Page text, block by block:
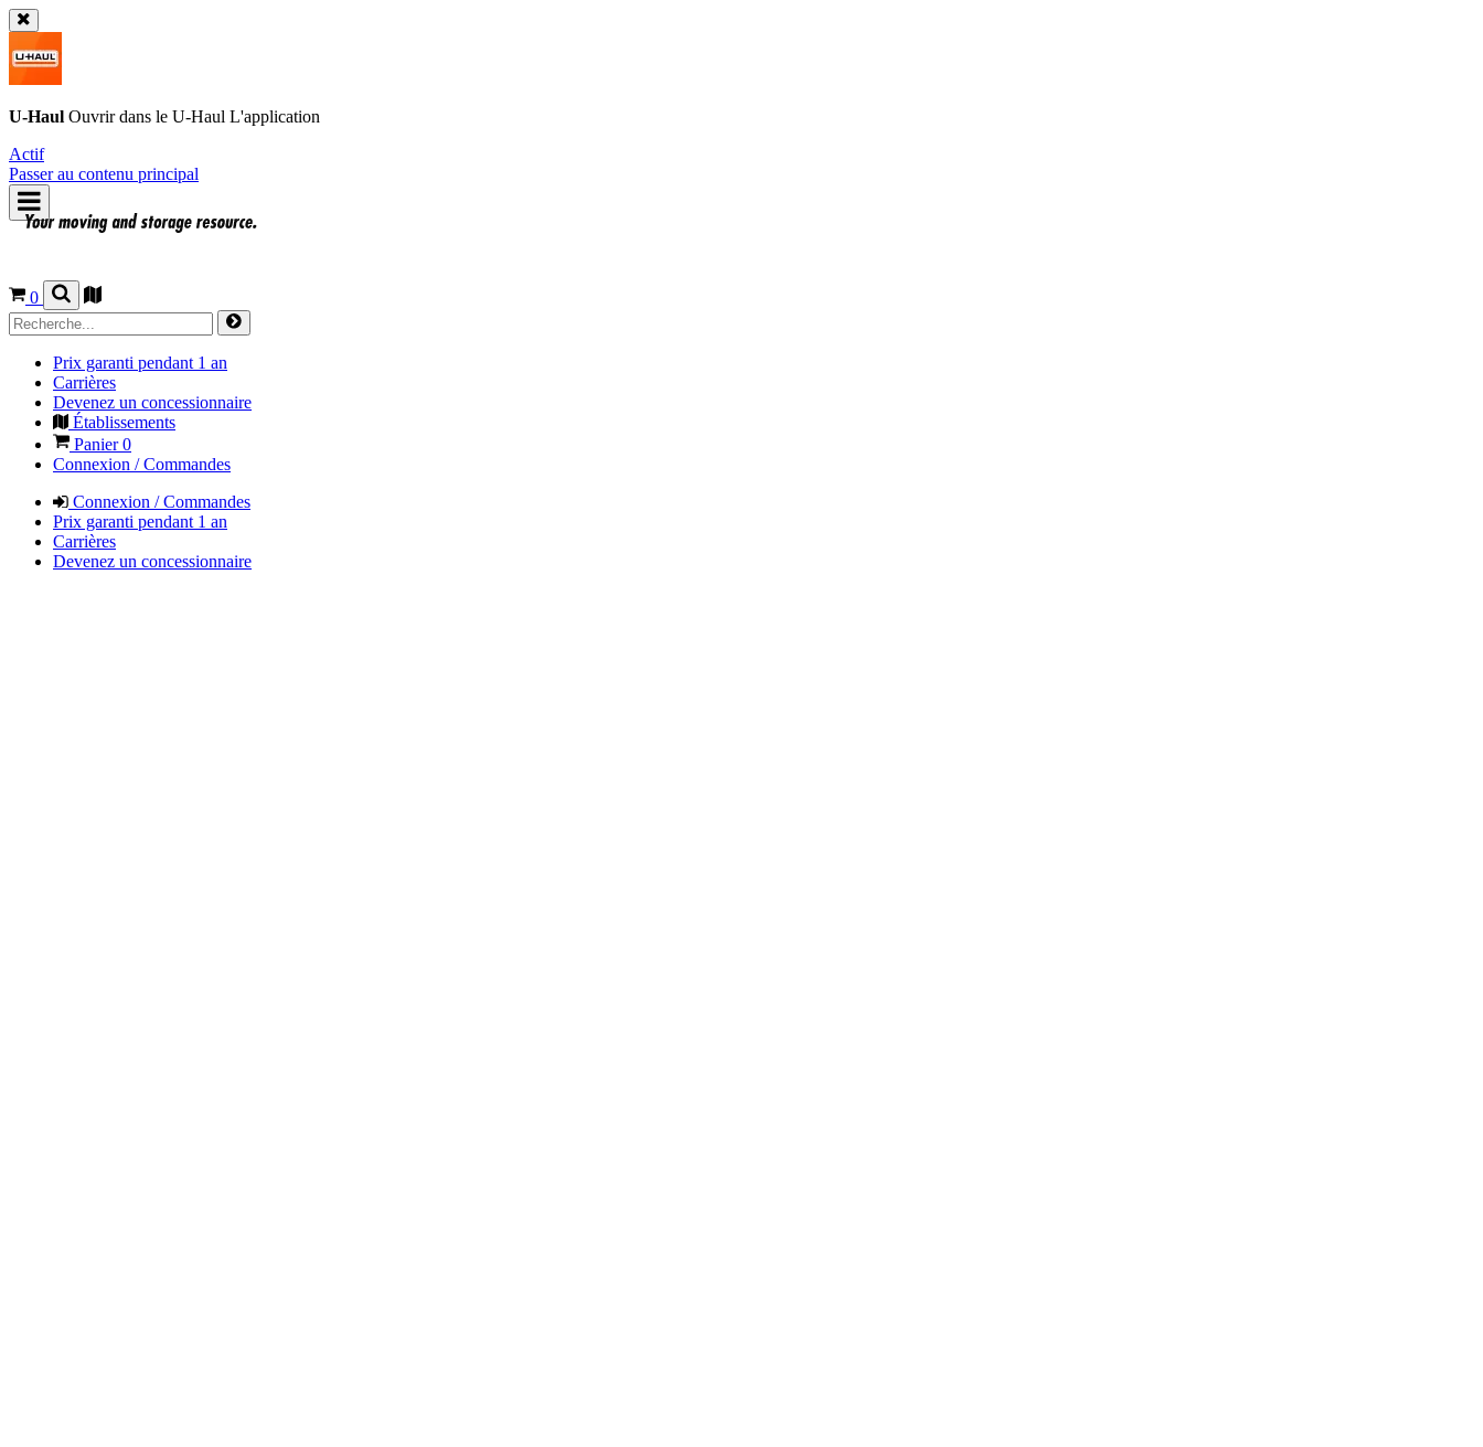
U-Haul Ouvrir dans le U-Haul L'application
Actif
Passer au contenu principal
0
Prix garanti pendant 1 an
Carrières
Devenez un concessionnaire
Établissements
Panier0
Connexion / Commandes
Connexion / Commandes
Prix garanti pendant 1 an
Carrières
Devenez un concessionnaire